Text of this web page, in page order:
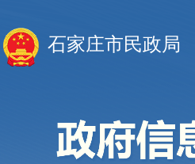
石家庄市民政局